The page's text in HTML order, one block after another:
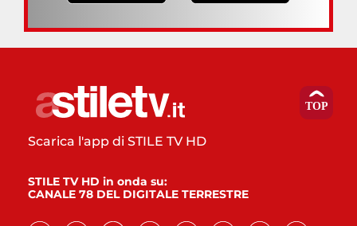
Scarica l'app di STILE TV HD
STILE TV HD in onda su:
CANALE 78 DEL DIGITALE TERRESTRE